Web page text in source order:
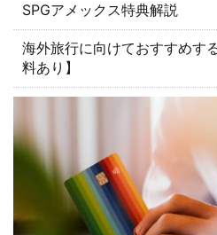
SPGアメックス特典解説
海外旅行に向けておすすめす
料あり】